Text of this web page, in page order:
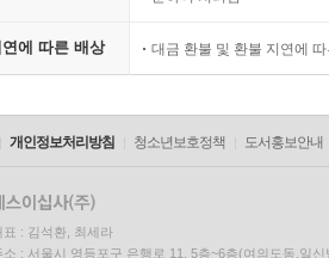
에 따른 배상 대금 환불 및 환불 지연에
개인정보처리방침 청소년보호정책 도서홍보안내
표 : 김석환, 최세라
소 : 서울시 영등포구 은행로 11, 5층~6층(여의도동,일신